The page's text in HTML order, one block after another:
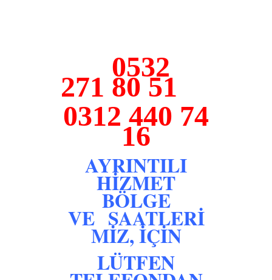
0532
271 80 51
0312 440 74
16
AYRINTILI
HİZMET
BÖLGE
VE SAATLERİ
MİZ, İÇİN
LÜTFEN